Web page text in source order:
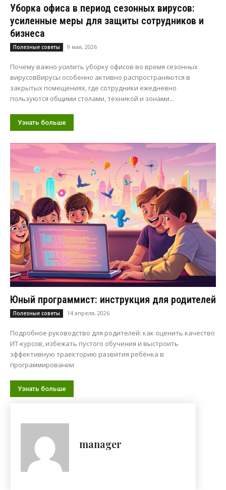
Уборка офиса в период сезонных вирусов:
усиленные меры для защиты сотрудников и
бизнеса
Полезные советы 9 мая, 2026
Почему важно усилить уборку офисов во время сезонных
вирусовВирусы особенно активно распространяются в
закрытых помещениях, где сотрудники ежедневно
пользуются общими столами, техникой и зонами...
Узнать больше
Юный программист: инструкция для родителей
Полезные советы 14 апреля, 2026
Подробное руководство для родителей: как оценить качество
ИТ-курсов, избежать пустого обучения и выстроить
эффективную траекторию развития ребёнка в
программировании
Узнать больше
manager